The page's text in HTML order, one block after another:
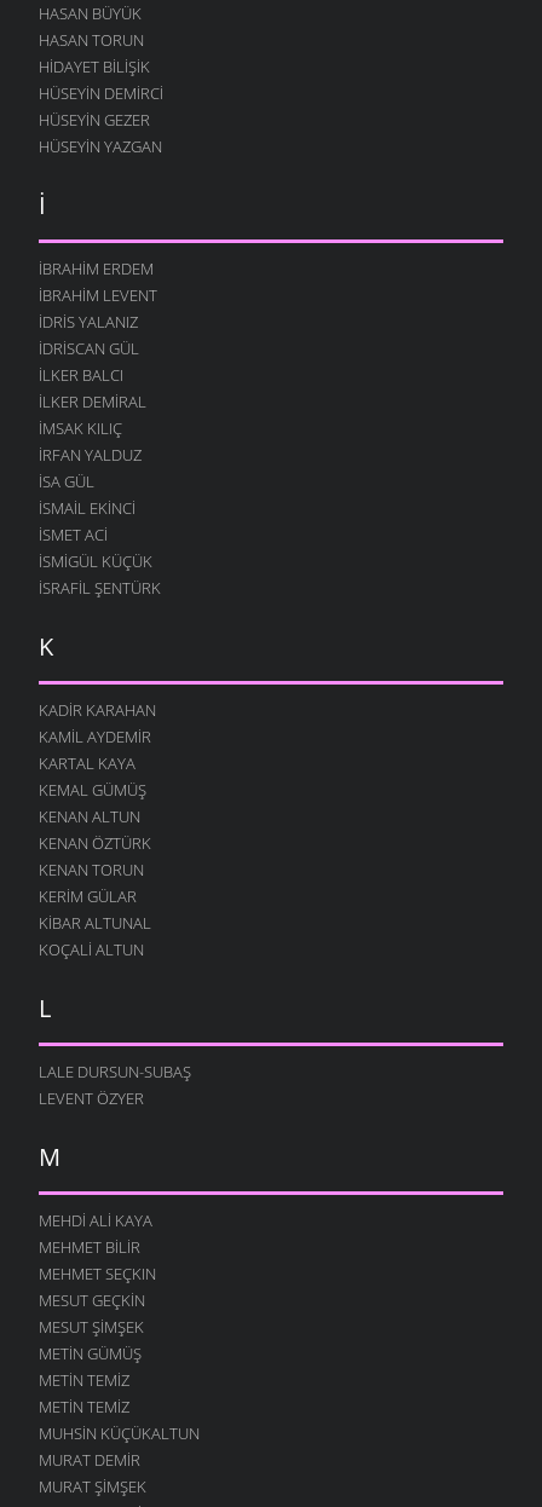
HASAN BÜYÜK
HASAN TORUN
HIDAYET BILIŞIK
HÜSEYIN DEMIRCI
HÜSEYIN GEZER
HÜSEYIN YAZGAN
İ
İBRAHIM ERDEM
İBRAHIM LEVENT
İDRIS YALANIZ
IDRISCAN GÜL
İLKER BALCI
İLKER DEMIRAL
İMSAK KILIÇ
İRFAN YALDUZ
ISA GÜL
ISMAIL EKINCI
İSMET ACI
İSMIGÜL KÜÇÜK
İSRAFIL ŞENTÜRK
K
KADIR KARAHAN
KAMIL AYDEMIR
KARTAL KAYA
KEMAL GÜMÜŞ
KENAN ALTUN
KENAN ÖZTÜRK
KENAN TORUN
KERIM GÜLAR
KIBAR ALTUNAL
KOÇALI ALTUN
L
LALE DURSUN-SUBAŞ
LEVENT ÖZYER
M
MEHDI ALI KAYA
MEHMET BILIR
MEHMET SEÇKIN
MESUT GEÇKIN
MESUT ŞIMŞEK
METIN GÜMÜŞ
METIN TEMIZ
METIN TEMIZ
MUHSIN KÜÇÜKALTUN
MURAT DEMIR
MURAT ŞIMŞEK